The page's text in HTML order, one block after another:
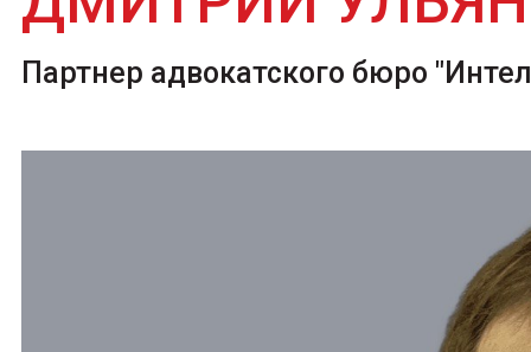
Партнер адвокатского бюро